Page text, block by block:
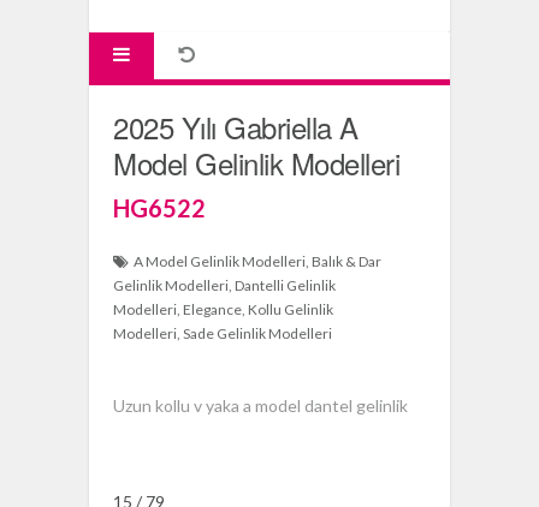
2025 Yılı Gabriella A
Model Gelinlik Modelleri
HG6522
A Model Gelinlik Modelleri Balık & Dar
Gelinlik Modelleri Dantelli Gelinlik
Modelleri Elegance Kollu Gelinlik
Modelleri Sade Gelinlik Modelleri
Uzun kollu v yaka a model dantel gelinlik
15 / 79